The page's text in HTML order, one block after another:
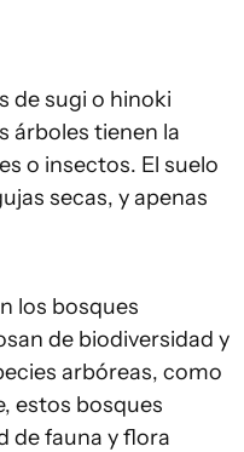
de sugi o hinoki
árboles tienen la
o insectos. El suelo
secas, y apenas
los bosques
de biodiversidad y
arbóreas, como
estos bosques
de fauna y flora